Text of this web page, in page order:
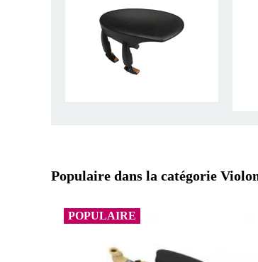
Populaire dans la catégorie
POPULAIRE